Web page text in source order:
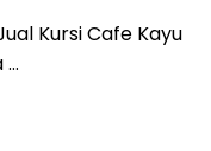
Kursi Cafe Kayu
…